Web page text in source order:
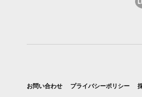
お問い合わせ プライバシーポリシー